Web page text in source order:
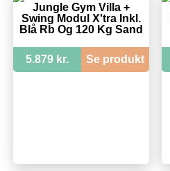
Jungle Gym Villa +
Swing Modul X'tra Inkl.
Blå Rb Og 120 Kg Sand
5.879 kr. Se produkt